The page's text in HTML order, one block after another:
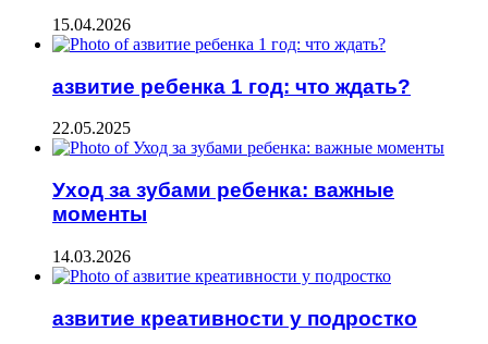
15.04.2026
азвитие ребенка 1 год: что ждать?
22.05.2025
Уход за зубами ребенка: важные
моменты
14.03.2026
азвитие креативности у подростко